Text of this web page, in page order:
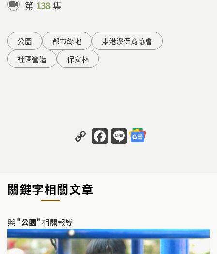
第 138集
公園 都市綠地
東港溪保育協會
社區營造
保安林
C
o
y
Li
k
F
a
o
k
Li
n
關鍵字相關文章
與 "公園" 相關報導